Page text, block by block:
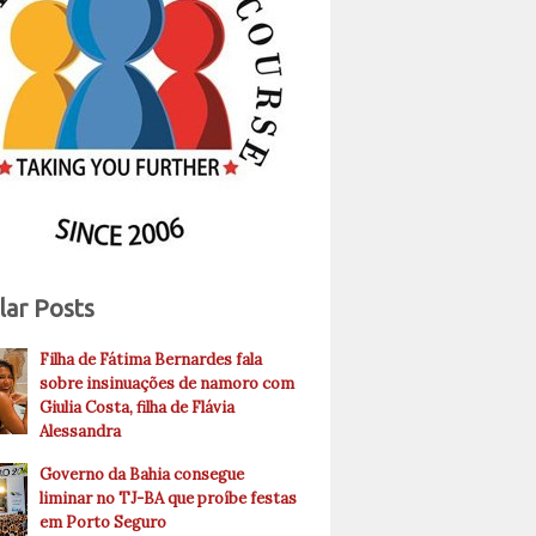
Posts
Filha de Fátima Bernardes fala
sobre insinuações de namoro com
Giulia Costa, filha de Flávia
Alessandra
Governo da Bahia consegue
liminar no TJ-BA que proíbe festas
em Porto Seguro